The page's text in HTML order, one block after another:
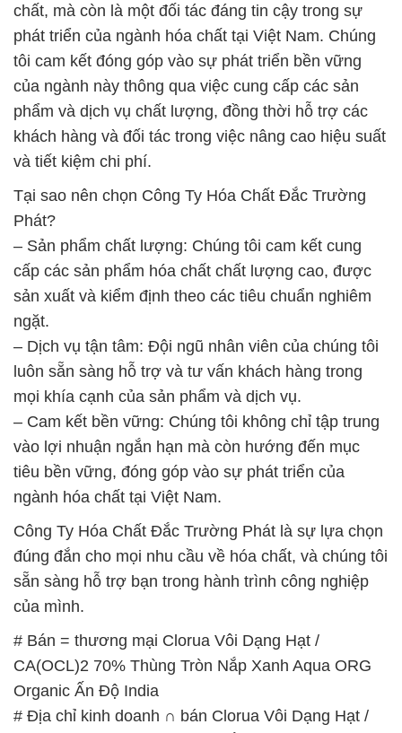
đúng đắn cho mọi nhu cầu về hóa chất, và chúng tôi
sẵn sàng hỗ trợ bạn trong hành trình công nghiệp
của mình.
# Bán = thương mại Clorua Vôi Dạng Hạt /
CA(OCL)2 70% Thùng Tròn Nắp Xanh Aqua ORG
Organic Ấn Độ India
# Địa chỉ kinh doanh ∩ bán Clorua Vôi Dạng Hạt /
CA(OCL)2 70% Thùng Tròn Nắp Xanh Aqua ORG
Organic Ấn Độ India
# Nhà bán hàng ß phân phối Clorua Vôi Dạng Hạt /
CA(OCL)2 70% Thùng Tròn Nắp Xanh Aqua ORG
Organic Ấn Độ India
# Địa chỉ chuyên cung cấp > phân phối Clorua Vôi
Dạng Hạt / CA(OCL)2 70% Thùng Tròn Nắp Xanh
Aqua ORG Organic Ấn Độ India
# Địa chỉ chuyên cung cấp ÷ cung ứng Clorua Vôi
Dạng Hạt / CA(OCL)2 70% Thùng Tròn Nắp Xanh
Aqua ORG Organic Ấn Độ India
# Cty cung cấp × kinh doanh Clorua Vôi Dạng Hạt /
CA(OCL)2 70% Thùng Tròn Nắp Xanh Aqua ORG
# Đơn vị chuyên thương mại # bán Clorua Vôi Dạng
Hạt / CA(OCL)2 70% Thùng Tròn Nắp Xanh Aqua
ORG Organic Ấn Độ India
# Cty chuyên bán và thương mại Clorua Vôi Dạng
Hạt / CA(OCL)2 70% Thùng Tròn Nắp Xanh Aqua
ORG Organic Ấn Độ India
# Đơn vị thương mại © bán Clorua Vôi Dạng Hạt /
CA(OCL)2 70% Thùng Tròn Nắp Xanh Aqua ORG